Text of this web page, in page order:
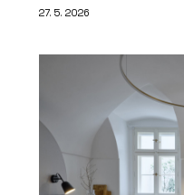
27. 5. 2026